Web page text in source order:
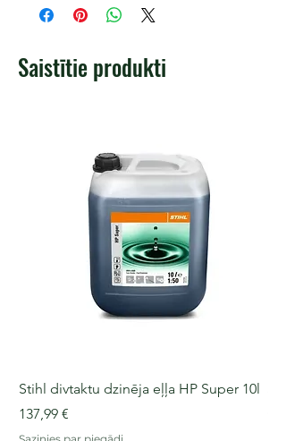
Saistītie produkti
Stihl divtaktu dzinēja eļļa HP Super 10l
Cena
137,99 €